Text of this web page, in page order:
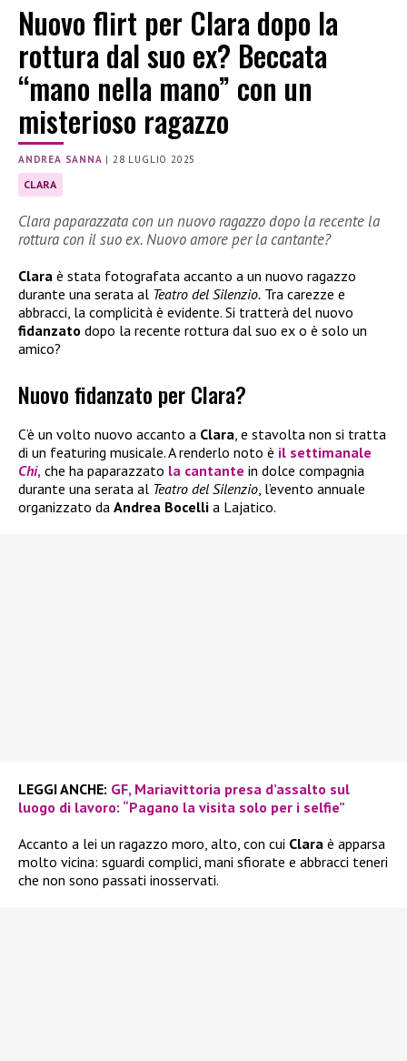
Nuovo flirt per Clara dopo la
rottura dal suo ex? Beccata
“mano nella mano” con un
misterioso ragazzo
ANDREA SANNA |28 LUGLIO 2025
CLARA
Clara paparazzata con un nuovo ragazzo dopo la recente la
rottura con il suo ex. Nuovo amore per la cantante?
Clara è stata fotografata accanto a un nuovo ragazzo
durante una serata al Teatro del Silenzio. Tra carezze e
abbracci, la complicità è evidente. Si tratterà del nuovo
fidanzato dopo la recente rottura dal suo ex o è solo un
amico?
Nuovo fidanzato per Clara?
C’è un volto nuovo accanto a Clara, e stavolta non si tratta
di un featuring musicale. A renderlo noto è il settimanale
Chi, che ha paparazzato la cantante in dolce compagnia
durante una serata al Teatro del Silenzio, l’evento annuale
organizzato da Andrea Bocelli a Lajatico.
LEGGI ANCHE: GF, Mariavittoria presa d’assalto sul
luogo di lavoro: “Pagano la visita solo per i selfie”
Accanto a lei un ragazzo moro, alto, con cui Clara è apparsa
molto vicina: sguardi complici, mani sfiorate e abbracci teneri
che non sono passati inosservati.